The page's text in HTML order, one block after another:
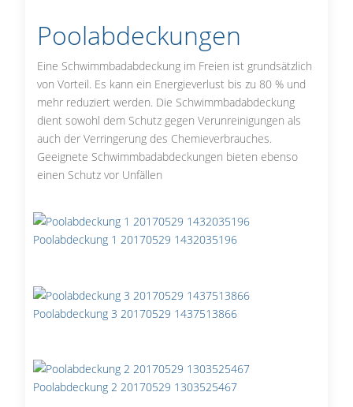
Poolabdeckungen
Eine Schwimmbadabdeckung im Freien ist grundsätzlich
von Vorteil. Es kann ein Energieverlust bis zu 80 % und
mehr reduziert werden. Die Schwimmbadabdeckung
dient sowohl dem Schutz gegen Verunreinigungen als
auch der Verringerung des Chemieverbrauches.
Geeignete Schwimmbadabdeckungen bieten ebenso
einen Schutz vor Unfällen
Poolabdeckung 1 20170529 1432035196
Poolabdeckung 3 20170529 1437513866
Poolabdeckung 2 20170529 1303525467